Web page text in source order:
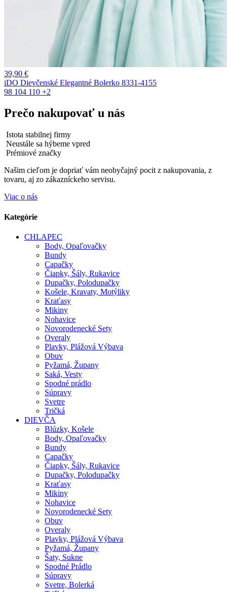
39,90 €
iDO Dievčenské Elegantné Bolerko 8331-4155
98 104 110 +2
Prečo nakupovať u nás
Istota stabilnej firmy
Neustále sa hýbeme vpred
Prémiové značky
Našim cieľom je dopriať vám neobyčajný pocit z nakupovania, z
tovaru, aj zo zákazníckeho servisu.
Viac o nás
Kategórie
CHLAPEC
Body, Opaľovačky
Bundy
Capačky
Čiapky, Šály, Rukavice
Dupačky, Polodupačky
Košele, Kravaty, Motýliky
Kraťasy
Mikiny
Nohavice
Novorodenecké Sety
Overaly
Plavky, Plážová Výbava
Obuv
Pyžamá, Župany
Saká, Vesty
Spodné prádlo
Súpravy
Svetre
Tričká
DIEVČA
Blúzky, Košele
Body, Opaľovačky
Bundy
Capačky
Čiapky, Šály, Rukavice
Dupačky, Polodupačky
Kraťasy
Mikiny
Nohavice
Novorodenecké Sety
Obuv
Overaly
Plavky, Plážová Výbava
Pyžamá, Župany
Šaty, Sukne
Spodné Prádlo
Súpravy
Svetre, Bolerká